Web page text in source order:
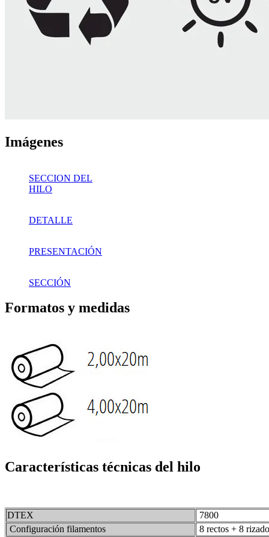
Imágenes
SECCION DEL
HILO
DETALLE
PRESENTACIÓN
SECCIÓN
Formatos y medidas
Características técnicas del hilo
DTEX
7800
Configuración filamentos
8 rectos + 8